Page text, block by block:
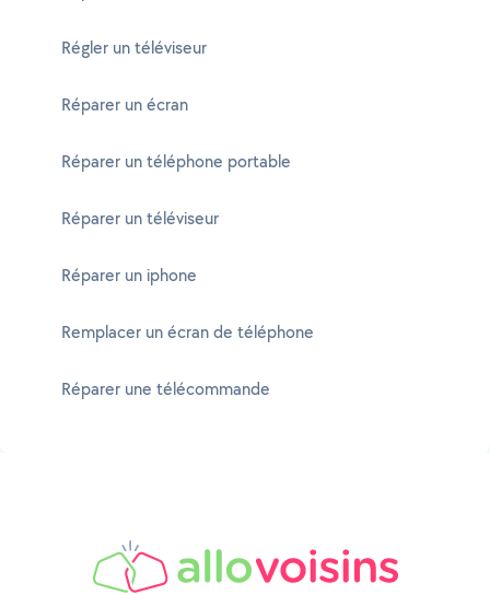
Régler un téléviseur
Réparer un écran
Réparer un téléphone portable
Réparer un téléviseur
Réparer un iphone
Remplacer un écran de téléphone
Réparer une télécommande